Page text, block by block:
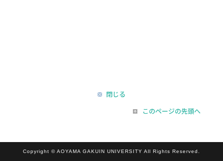
閉じる
このページの先頭へ
Copyright © AOYAMA GAKUIN UNIVERSITY All Rights Reserved.